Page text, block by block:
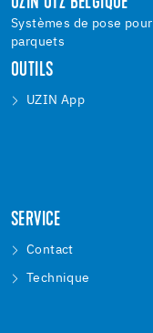
Systèmes de pose
parquets
OUTILS
UZIN App
SERVICE
Contact
Technique